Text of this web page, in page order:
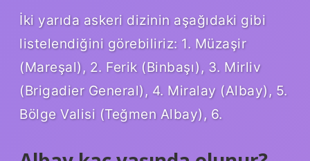
İki yarıda askeri dizinin aşağıdaki gibi
listelendiğini görebiliriz: 1. Müzaşir
(Mareşal), 2. Ferik (Binbaşı), 3. Mirliv
(Brigadier General), 4. Miralay (Albay), 5.
Bölge Valisi (Teğmen Albay), 6.